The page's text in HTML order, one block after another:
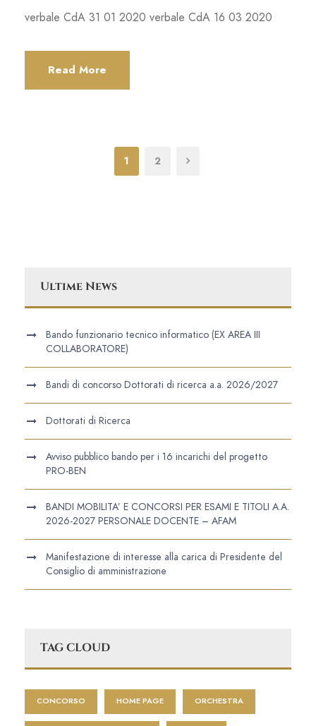
verbale CdA 31 01 2020 verbale CdA 16 03 2020
Read More
1 2
Ultime News
Bando funzionario tecnico informatico (EX AREA III
COLLABORATORE)
Bandi di concorso Dottorati di ricerca a.a. 2026/2027
Dottorati di Ricerca
Avviso pubblico bando per i 16 incarichi del progetto
PRO-BEN
BANDI MOBILITA’ E CONCORSI PER ESAMI E TITOLI A.A.
2026-2027 PERSONALE DOCENTE – AFAM
Manifestazione di interesse alla carica di Presidente del
Consiglio di amministrazione
TAG CLOUD
CONCORSO HOME PAGE ORCHESTRA